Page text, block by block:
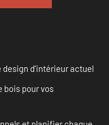
design d’intérieur actuel
bois pour vos